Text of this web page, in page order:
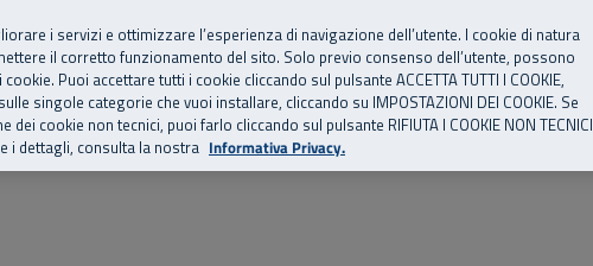
per il mondo della disabilità
Chi siamo Storie, news ed eventi Risorse utili Supporto
i servizi e ottimizzare l’esperienza di navigazione dell’utente. I cookie di natura
il corretto funzionamento del sito. Solo previo consenso dell’utente, possono
Puoi accettare tutti i cookie cliccando sul pulsante ACCETTA TUTTI I COOKIE,
singole categorie che vuoi installare, cliccando su IMPOSTAZIONI DEI COOKIE. Se
cookie non tecnici, puoi farlo cliccando sul pulsante RIFIUTA I COOKIE NON TECNICI
i dettagli, consulta la nostra Informativa Privacy.